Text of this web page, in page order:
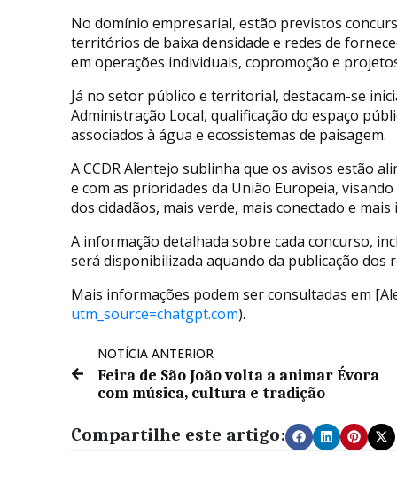
No domínio empresarial, estão previstos
territórios de baixa densidade e redes de
em operações individuais, copromoção e
Já no setor público e territorial, destacam-se
Administração Local, qualificação do espaço
associados à água e ecossistemas de paisagem.
A CCDR Alentejo sublinha que os avisos estão
e com as prioridades da União Europeia,
dos cidadãos, mais verde, mais conectado e mais
A informação detalhada sobre cada concurso,
será disponibilizada aquando da publicação dos
Mais informações podem ser consultadas em
utm_source=chatgpt.com).
NOTÍCIA ANTERIOR
Feira de São João volta a animar Évora
com música, cultura e tradição
Compartilhe este artigo: